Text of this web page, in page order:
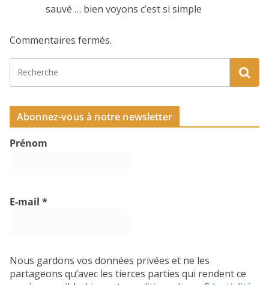
sauvé … bien voyons c’est si simple
Commentaires fermés.
Abonnez-vous à notre newsletter
Prénom
E-mail *
Nous gardons vos données privées et ne les
partageons qu’avec les tierces parties qui rendent ce